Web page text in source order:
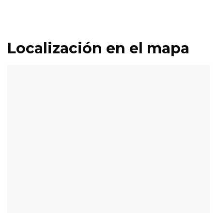
Localización en el mapa